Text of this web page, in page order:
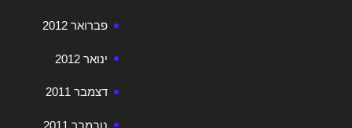
פברואר 2012
ינואר 2012
דצמבר 2011
נובמבר 2011